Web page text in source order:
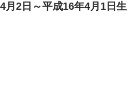
2日～平成16年4月1日生